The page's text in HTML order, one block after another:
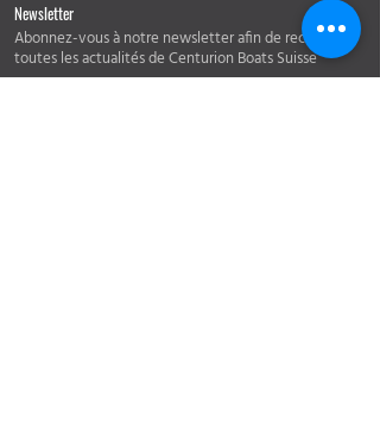
Newsletter
Abonnez-vous à notre newsletter afin de recevoir
toutes les actualités de Centurion Boats Suisse